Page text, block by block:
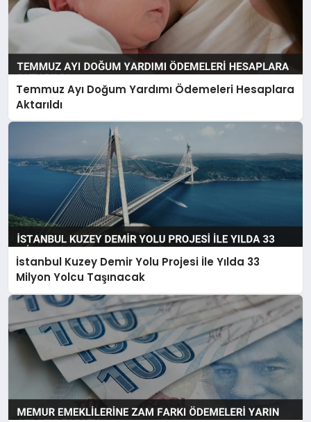
Temmuz Ayı Doğum Yardımı Ödemeleri Hesaplara
Aktarıldı
İstanbul Kuzey Demir Yolu Projesi İle Yılda 33
Milyon Yolcu Taşınacak